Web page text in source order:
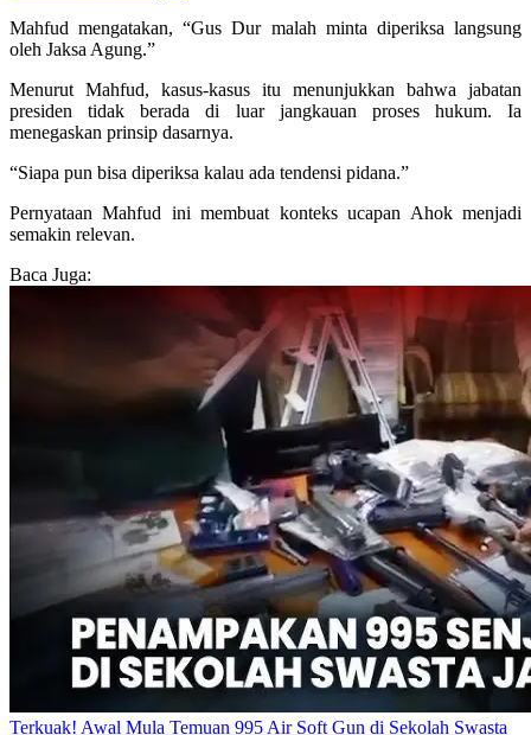
Mahfud mengatakan, “Gus Dur malah minta diperiksa langsung
oleh Jaksa Agung.”
Menurut Mahfud, kasus-kasus itu menunjukkan bahwa jabatan
presiden tidak berada di luar jangkauan proses hukum. Ia
menegaskan prinsip dasarnya.
“Siapa pun bisa diperiksa kalau ada tendensi pidana.”
Pernyataan Mahfud ini membuat konteks ucapan Ahok menjadi
semakin relevan.
Baca Juga:
Terkuak! Awal Mula Temuan 995 Air Soft Gun di Sekolah Swasta